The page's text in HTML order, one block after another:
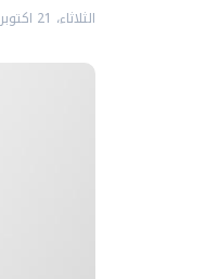
الثلاثاء، 21 اكتوبر 2014 06:13 م